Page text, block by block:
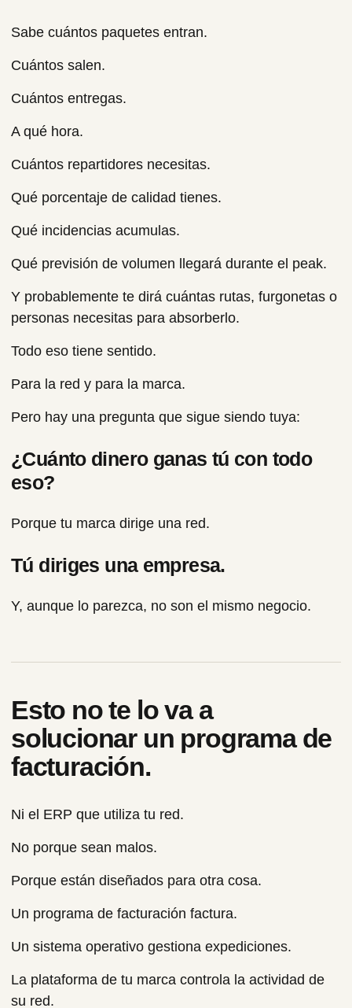
Sabe cuántos paquetes entran.
Cuántos salen.
Cuántos entregas.
A qué hora.
Cuántos repartidores necesitas.
Qué porcentaje de calidad tienes.
Qué incidencias acumulas.
Qué previsión de volumen llegará durante el peak.
Y probablemente te dirá cuántas rutas, furgonetas o
personas necesitas para absorberlo.
Todo eso tiene sentido.
Para la red y para la marca.
Pero hay una pregunta que sigue siendo tuya:
¿Cuánto dinero ganas tú con todo
eso?
Porque tu marca dirige una red.
Tú diriges una empresa.
Y, aunque lo parezca, no son el mismo negocio.
Esto no te lo va a
solucionar un programa de
facturación.
Ni el ERP que utiliza tu red.
No porque sean malos.
Porque están diseñados para otra cosa.
Un programa de facturación factura.
Un sistema operativo gestiona expediciones.
La plataforma de tu marca controla la actividad de
su red.